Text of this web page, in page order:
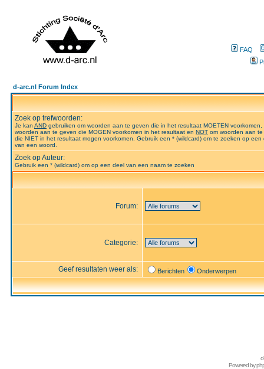
FAQ
d-arc.nl Forum Index
Zoek op trefwoorden:
Je kan AND gebruiken om woorden aan te geven die in het resultaat MOETEN voorkomen,
woorden aan te geven die MOGEN voorkomen in het resultaat en NOT om woorden aan
die NIET in het resultaat mogen voorkomen. Gebruik een * (wildcard) om te zoeken op een
van een woord.
Zoek op Auteur:
Gebruik een * (wildcard) om op een deel van een naam te zoeken
Forum:
Categorie:
Geef resultaten weer als: Berichten Onderwerpen
Powered by